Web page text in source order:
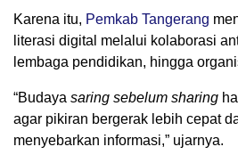
Karena itu, Pemkab Tangerang
literasi digital melalui kolaborasi
lembaga pendidikan, hingga
“Budaya saring sebelum sharing
agar pikiran bergerak lebih cepat
menyebarkan informasi,” ujarnya.